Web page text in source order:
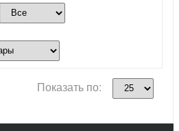
Показать по: